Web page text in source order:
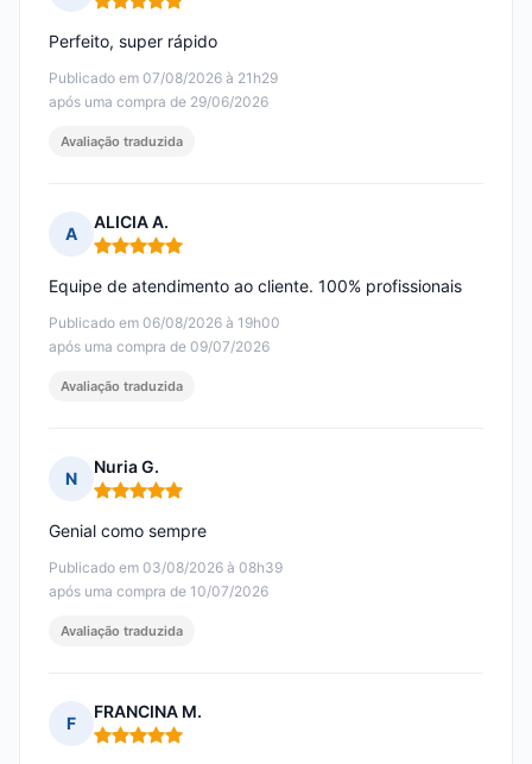
Nota: 5 em 5
Publicado em 07/08/2026 à 21h29
após uma compra de 29/06/2026
Perfeito, super rápido
Avaliação traduzida
A
ALICIA A.
Nota: 5 em 5
Publicado em 06/08/2026 à 19h00
após uma compra de 09/07/2026
Equipe de atendimento ao cliente. 100% profissionais
Avaliação traduzida
N
Nuria G.
Nota: 5 em 5
Publicado em 03/08/2026 à 08h39
após uma compra de 10/07/2026
Genial como sempre
Avaliação traduzida
F
FRANCINA M.
Nota: 5 em 5